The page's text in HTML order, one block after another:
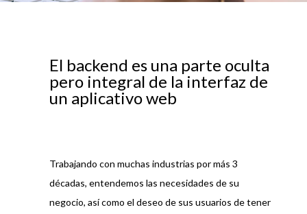
El backend es una parte oculta
pero integral de la interfaz de
un aplicativo web
Trabajando con muchas industrias por más 3
décadas, entendemos las necesidades de su
negocio, así como el deseo de sus usuarios de tener